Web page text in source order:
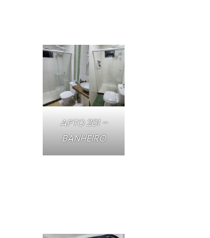
APTO 201 –
BANHEIRO